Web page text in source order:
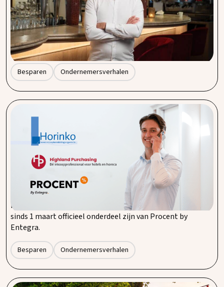
en energie: de inkoopkosten stapelen zich snel op. Daarom
kiezen steeds meer horecabedrijven voor collectieve
inkoop. Bij Procent by Entegra laten we zien dat slimme
samenwerkingen niet alleen euro’s, maar ook kostbare tijd
en kopzorgen besparen.
Besparen Ondernemersverhalen
Procent by Entegra breidt uit met Horinko en
Highland Purchasing.
Bij Procent by Entegra zijn we continu op zoek naar
mogelijkheden om onze dienstverlening te verbeteren en
nóg meer toegevoegde waarde te leveren aan onze klanten
en partners. Daarom zijn we trots om aan te kondigen dat
Horinko en het bijbehorende label Highland Purchasing
sinds 1 maart officieel onderdeel zijn van Procent by
Entegra.
Besparen Ondernemersverhalen